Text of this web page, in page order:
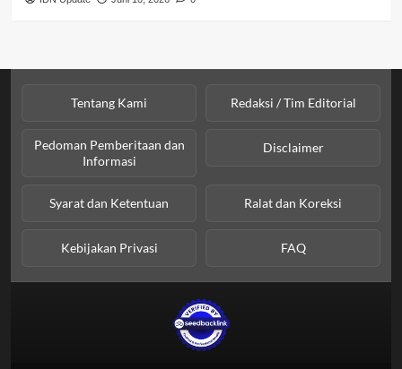
Tentang Kami Redaksi / Tim Editorial
Pedoman Pemberitaan dan
Informasi
Disclaimer
Syarat dan Ketentuan Ralat dan Koreksi
Kebijakan Privasi FAQ